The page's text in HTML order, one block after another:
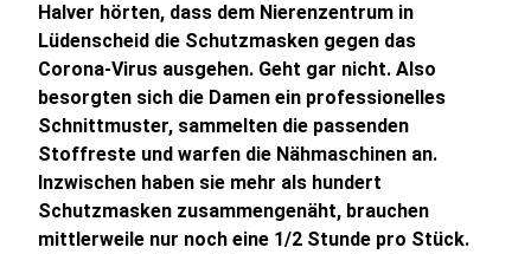
Halver hörten, dass dem Nierenzentrum in
Lüdenscheid die Schutzmasken gegen das
Corona-Virus ausgehen. Geht gar nicht. Also
besorgten sich die Damen ein professionelles
Schnittmuster, sammelten die passenden
Stoffreste und warfen die Nähmaschinen an.
Inzwischen haben sie mehr als hundert
Schutzmasken zusammengenäht, brauchen
mittlerweile nur noch eine 1/2 Stunde pro Stück.